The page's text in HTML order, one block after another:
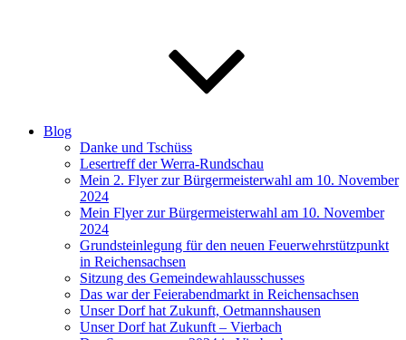
Blog
Danke und Tschüss
Lesertreff der Werra-Rundschau
Mein 2. Flyer zur Bürgermeisterwahl am 10. November
2024
Mein Flyer zur Bürgermeisterwahl am 10. November
2024
Grundsteinlegung für den neuen Feuerwehrstützpunkt
in Reichensachsen
Sitzung des Gemeindewahlausschusses
Das war der Feierabendmarkt in Reichensachsen
Unser Dorf hat Zukunft, Oetmannshausen
Unser Dorf hat Zukunft – Vierbach